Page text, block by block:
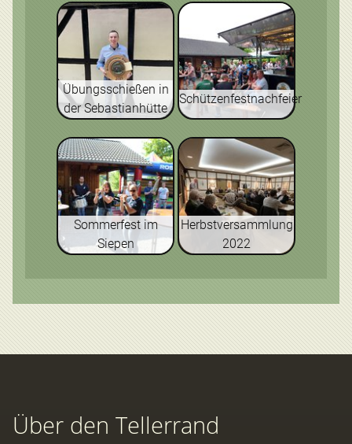
Übungsschießen in
der Sebastianhütte
Schützenfestnachfeier
Sommerfest im
Siepen
Herbstversammlung
2022
Über den Tellerrand